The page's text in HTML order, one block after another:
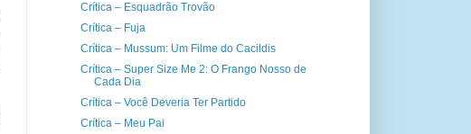
Crítica – Esquadrão Trovão
Crítica – Fuja
Crítica – Mussum: Um Filme do Cacildis
Crítica – Super Size Me 2: O Frango Nosso de
Cada Dia
Crítica – Você Deveria Ter Partido
Crítica – Meu Pai